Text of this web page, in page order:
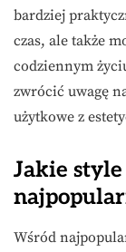
bardziej
czas, ale także
codziennym
zwrócić uwagę
użytkowe z
Jakie style
Wśród